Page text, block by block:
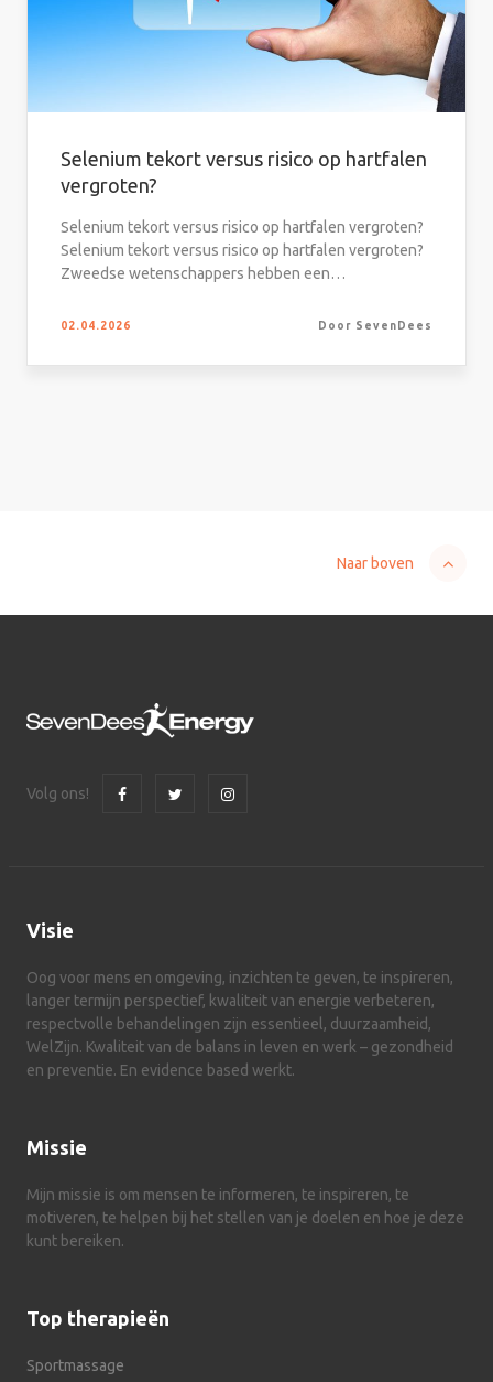
Selenium tekort versus risico op hartfalen
vergroten?
Selenium tekort versus risico op hartfalen vergroten?
Selenium tekort versus risico op hartfalen vergroten?
Zweedse wetenschappers hebben een…
02.04.2026 Door SevenDees
Naar boven
Volg ons!
Visie
Oog voor mens en omgeving, inzichten te geven, te inspireren,
langer termijn perspectief, kwaliteit van energie verbeteren,
respectvolle behandelingen zijn essentieel, duurzaamheid,
WelZijn. Kwaliteit van de balans in leven en werk – gezondheid
en preventie. En evidence based werkt.
Missie
Mijn missie is om mensen te informeren, te inspireren, te
motiveren, te helpen bij het stellen van je doelen en hoe je deze
kunt bereiken.
Top therapieën
Sportmassage